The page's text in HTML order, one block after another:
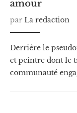
amour
par La redaction
Derrière le
et peintre dont le
communauté